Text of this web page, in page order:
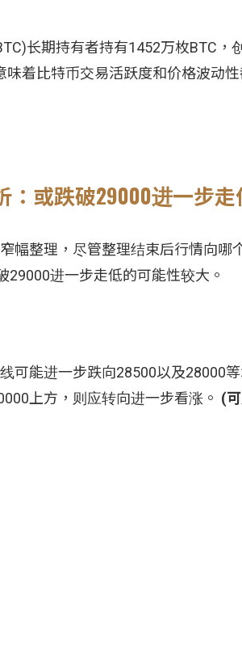
长期持有者持有1452万枚BTC，
着比特币交易活跃度和价格波动性
：或跌破29000进一步
幅整理，尽管整理结束后行情向
进一步走低的可能性较大。
可能进一步跌向28500以及28000
上方，则应转向进一步看涨。 (